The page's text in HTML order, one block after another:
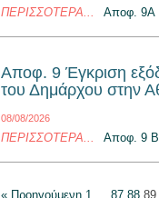
Αποφ. 9Α
ΠΕΡΙΣΣΌΤΕΡΑ...
Αποφ. 9 Έγκριση
του Δημάρχου στην
08/08/2026
Αποφ. 9
ΠΕΡΙΣΣΌΤΕΡΑ...
« Προηγούμενη 1 87 88 89